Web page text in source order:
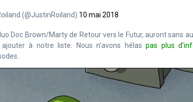
(@JustinRoiland) 10 mai 2018
Doc Brown/Marty de Retour vers le Futur, auront sans
à notre liste. Nous n’avons hélas pas plus